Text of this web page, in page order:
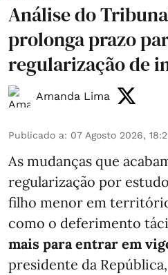
Análise do
prolonga prazo
regularização de
Amanda Lima
Publicado a: 07 Agosto 2026,
As mudanças que
regularização por
filho menor em
como o deferimento
mais para entrar em
presidente da